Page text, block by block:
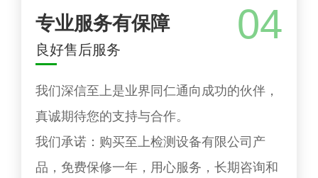
专业服务有保障
良好售后服务
04
我们深信至上是业界同仁通向成功的伙伴，
真诚期待您的支持与合作。
我们承诺：购买至上检测设备有限公司产
品，免费保修一年，用心服务，长期咨询和